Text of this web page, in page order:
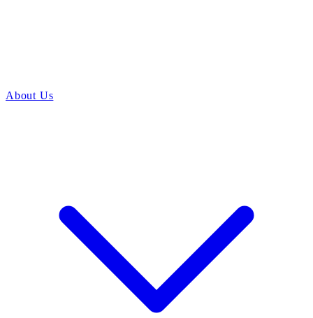
About Us